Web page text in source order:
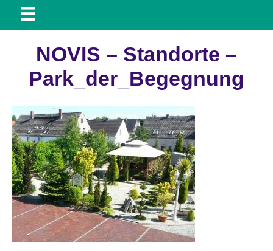
NOVIS – Standorte –
Park_der_Begegnung